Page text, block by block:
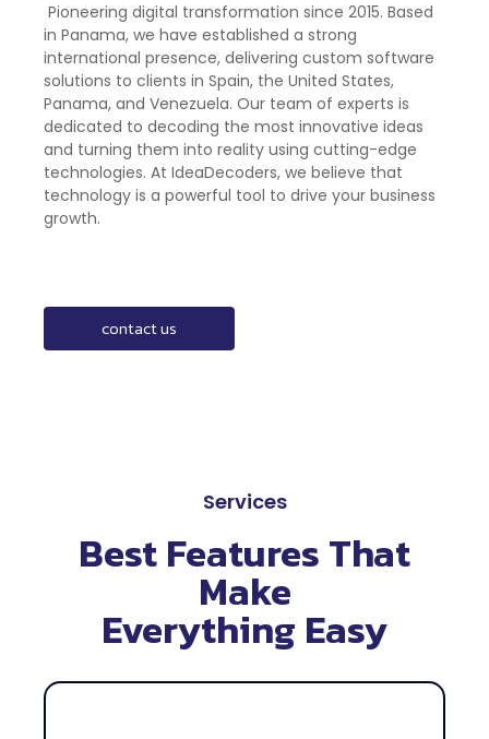
Pioneering digital transformation since 2015. Based
in Panama, we have established a strong
international presence, delivering custom software
solutions to clients in Spain, the United States,
Panama, and Venezuela. Our team of experts is
dedicated to decoding the most innovative ideas
and turning them into reality using cutting-edge
technologies. At IdeaDecoders, we believe that
technology is a powerful tool to drive your business
growth.
contact us
Services
Best Features That
Make
Everything Easy